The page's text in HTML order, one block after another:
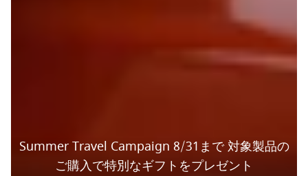
Summer Travel Campaign 8/31まで 対象製品の
ご購入で特別なギフトをプレゼント